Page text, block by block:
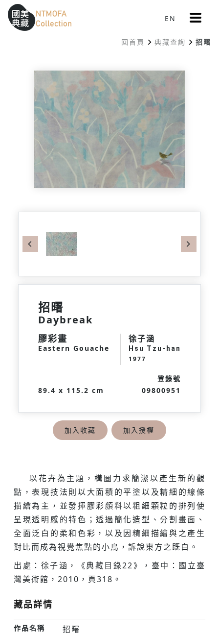
跳到中間主要內容區
網站導覽
::: EN 更
多
單
回首頁 典藏查詢 招曙
Previous
招曙
Daybreak
膠彩畫
Eastern Gouache
徐子涵
Hsu Tzu-han
1977
89.4 x 115.2 cm
登錄號
09800951
加入收藏 加入授權
以花卉為主題，構圖力求簡潔以產生新的觀
點，表現技法則以大面積的平塗以及精細的線條
描繪為主，並發揮膠彩顏料以粗細顆粒的排列使
呈現透明感的特色；透過簡化造型、分割畫面、
全面泛白的柔和色彩，以及因精細描繪與之產生
對比而成為視覺焦點的小鳥，訴說東方之既白。
出處：徐子涵，《典藏目錄22》，臺中：國立臺
灣美術館，2010，頁318。
藏品詳情
作品名稱 招曙